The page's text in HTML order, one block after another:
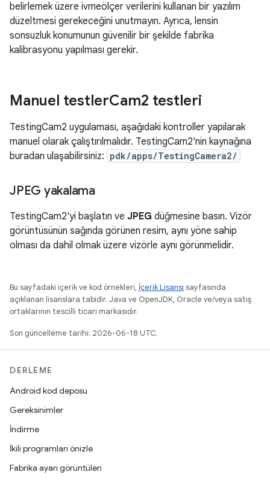
belirlemek üzere ivmeölçer verilerini kullanan bir yazılım
düzeltmesi gerekeceğini unutmayın. Ayrıca, lensin
sonsuzluk konumunun güvenilir bir şekilde fabrika
kalibrasyonu yapılması gerekir.
Manuel testlerCam2 testleri
TestingCam2 uygulaması, aşağıdaki kontroller yapılarak
manuel olarak çalıştırılmalıdır. TestingCam2'nin kaynağına
buradan ulaşabilirsiniz: pdk/apps/TestingCamera2/
JPEG yakalama
TestingCam2'yi başlatın ve JPEG düğmesine basın. Vizör
görüntüsünün sağında görünen resim, aynı yöne sahip
olması da dahil olmak üzere vizörle aynı görünmelidir.
Bu sayfadaki içerik ve kod örnekleri, İçerik Lisansı sayfasında
açıklanan lisanslara tabidir. Java ve OpenJDK, Oracle ve/veya satış
ortaklarının tescilli ticari markasıdır.
Son güncelleme tarihi: 2026-06-18 UTC.
DERLEME
Android kod deposu
Gereksinimler
İndirme
İkili programları önizle
Fabrika ayarı görüntüleri